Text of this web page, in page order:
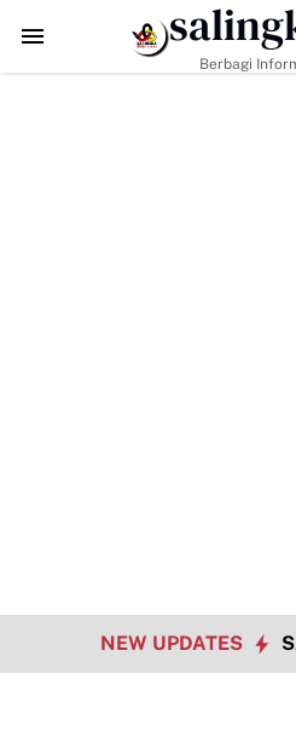
Walikota Sampaikan
Berbagi
NEW UPDATES